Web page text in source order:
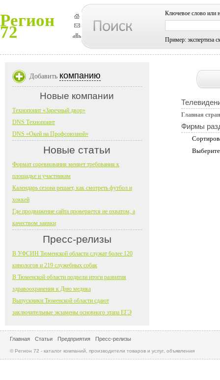
Регион
72
Ключевое слово или
Пример: экспертиза
Главная
Фирмы
Добавить компанию
Новые компании
Технопоинт «Заречный двор»
DNS Технопоинт
DNS «Окей на Профсоюзной»
Новые статьи
Формат соревнования меняет требования к
площадке и участникам
Календарь сезона решает, как смотреть футбол и
хоккей
Где продвижение сайта проверяется не охватом, а
качеством заявки
Пресс-релизы
В УФСИН Тюменской области служат более 120
кинологов и 219 служебных собак
В Тюменской области подвели итоги развития
здравоохранения к Дню медика
Выпускники Тюменской области сдают
заключительные экзамены основного этапа ЕГЭ
Главная Статьи Предприятия Пресс-релизы
© Регион 72 - каталог компаний, производители товаров и услуг, объявления